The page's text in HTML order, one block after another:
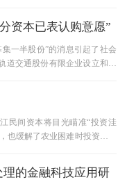
资本已表认购意愿”
一半股份”的消息引起了社会
道交通股份有限企业设立和增
民间资本将目光瞄准“投资洼
也缓解了农业困难时投资不足
的金融科技应用研